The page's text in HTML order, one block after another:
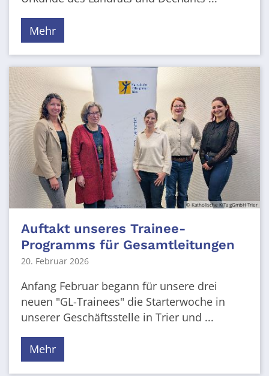
Mehr
© Katholische KiTa gGmbH Trier
Auftakt unseres Trainee-
Programms für Gesamtleitungen
20. Februar 2026
Anfang Februar begann für unsere drei
neuen "GL-Trainees" die Starterwoche in
unserer Geschäftsstelle in Trier und ...
Mehr